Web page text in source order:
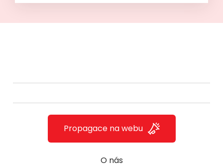
O nás
Propagace na webu